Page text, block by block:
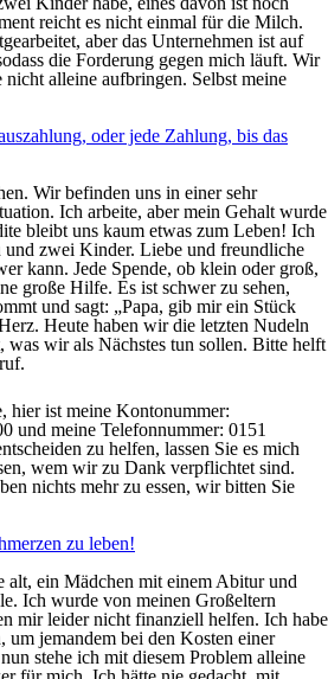
reicht es nicht einmal für die Milch.
aber das Unternehmen ist auf
die Forderung gegen mich läuft. Wir
nicht alleine aufbringen. Selbst meine
oder jede Zahlung, bis das
Wir befinden uns in einer sehr
Ich arbeite, aber mein Gehalt wurde
bleibt uns kaum etwas zum Leben! Ich
und zwei Kinder. Liebe und freundliche
kann. Jede Spende, ob klein oder groß,
große Hilfe. Es ist schwer zu sehen,
und sagt: „Papa, gib mir ein Stück
Heute haben wir die letzten Nudeln
was wir als Nächstes tun sollen. Bitte helft
hier ist meine Kontonummer:
und meine Telefonnummer: 0151
zu helfen, lassen Sie es mich
wem wir zu Dank verpflichtet sind.
nichts mehr zu essen, wir bitten Sie
zu leben!
alt, ein Mädchen mit einem Abitur und
Ich wurde von meinen Großeltern
mir leider nicht finanziell helfen. Ich habe
um jemandem bei den Kosten einer
stehe ich mit diesem Problem alleine